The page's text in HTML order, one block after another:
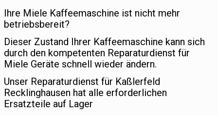
Ihre Miele Kaffeemaschine ist nicht mehr
betriebsbereit?
Dieser Zustand Ihrer Kaffeemaschine kann sich
durch den kompetenten Reparaturdienst für
Miele Geräte schnell wieder ändern.
Unser Reparaturdienst für Kaßlerfeld
Recklinghausen hat alle erforderlichen
Ersatzteile auf Lager